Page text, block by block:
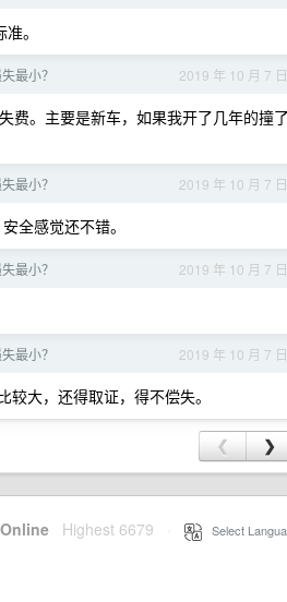
。
2019 年 10 月 7 日
最小？
费。主要是新车，如果我开了几年的撞了
2019 年 10 月 7 日
最小？
全感觉还不错。
2019 年 10 月 7 日
最小？
2019 年 10 月 7 日
最小？
大，还得取证，得不偿失。
❮ ❯
Highest 6679 Select